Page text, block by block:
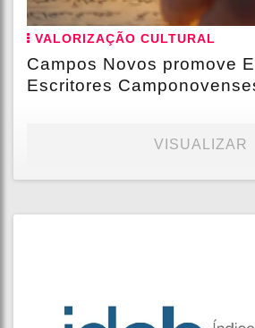
VALORIZAÇÃO CULTURAL
Campos Novos promove
Escritores
VISUALIZAR